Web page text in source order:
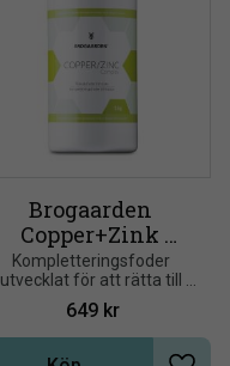
Brogaarden
Copper+Zink
Complex 1 kg
Kompletteringsfoder
utvecklat för att rätta till
konstaterad Koppar/Zink
brist hos hästar
649kr